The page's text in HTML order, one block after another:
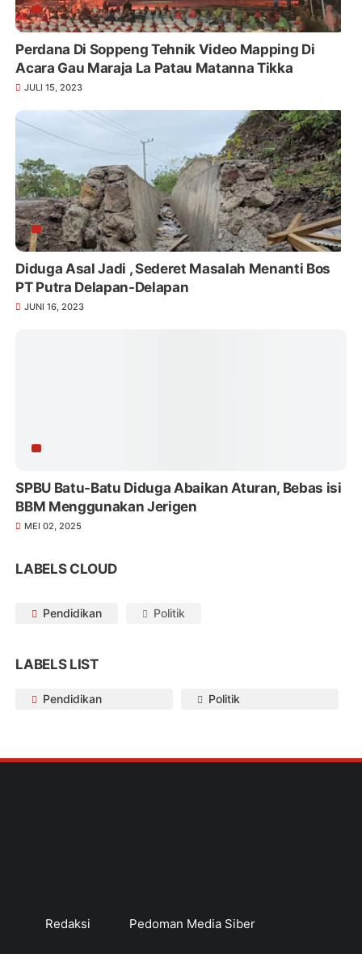
Perdana Di Soppeng Tehnik Video Mapping Di
Acara Gau Maraja La Patau Matanna Tikka
JULI 15, 2023
Diduga Asal Jadi , Sederet Masalah Menanti Bos
PT Putra Delapan-Delapan
JUNI 16, 2023
SPBU Batu-Batu Diduga Abaikan Aturan, Bebas isi
BBM Menggunakan Jerigen
MEI 02, 2025
LABELS CLOUD
Pendidikan Politik
LABELS LIST
Pendidikan Politik
Redaksi Pedoman Media Siber